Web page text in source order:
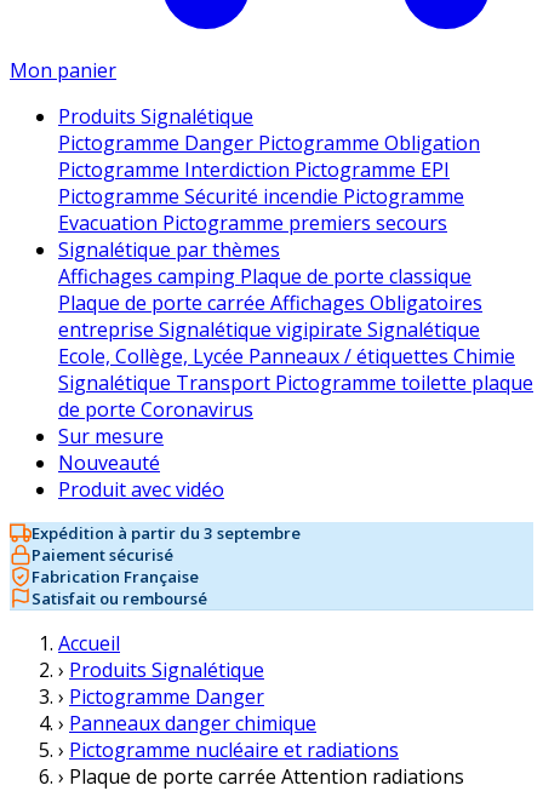
Mon panier
Produits Signalétique
Pictogramme Danger Pictogramme Obligation
Pictogramme Interdiction Pictogramme EPI
Pictogramme Sécurité incendie Pictogramme
Evacuation Pictogramme premiers secours
Signalétique par thèmes
Affichages camping Plaque de porte classique
Plaque de porte carrée Affichages Obligatoires
entreprise Signalétique vigipirate Signalétique
Ecole, Collège, Lycée Panneaux / étiquettes Chimie
Signalétique Transport Pictogramme toilette plaque
de porte Coronavirus
Sur mesure
Nouveauté
Produit avec vidéo
Expédition à partir du 3 septembre
Paiement sécurisé
Fabrication Française
Satisfait ou remboursé
Accueil
› Produits Signalétique
› Pictogramme Danger
› Panneaux danger chimique
› Pictogramme nucléaire et radiations
› Plaque de porte carrée Attention radiations